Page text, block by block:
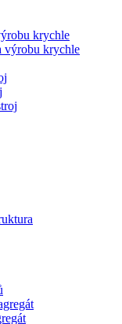
krychle
výrobu krychle